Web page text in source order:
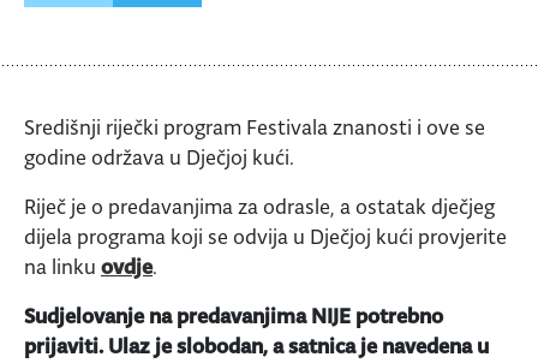
Središnji riječki program Festivala znanosti i ove se
godine održava u Dječjoj kući.
Riječ je o predavanjima za odrasle, a ostatak dječjeg
dijela programa koji se odvija u Dječjoj kući provjerite
na linku ovdje.
Sudjelovanje na predavanjima NIJE potrebno
prijaviti. Ulaz je slobodan, a satnica je navedena u